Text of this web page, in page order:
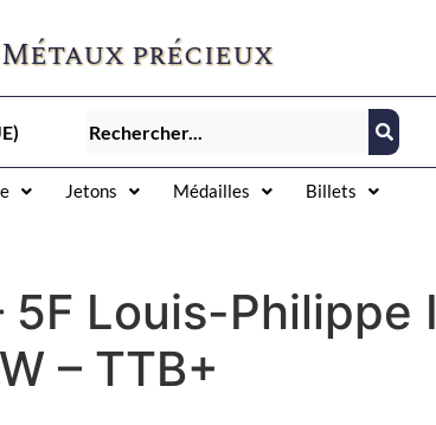
précieux
Jetons Médailles
Billets
5F Louis-Philippe I
– TTB+